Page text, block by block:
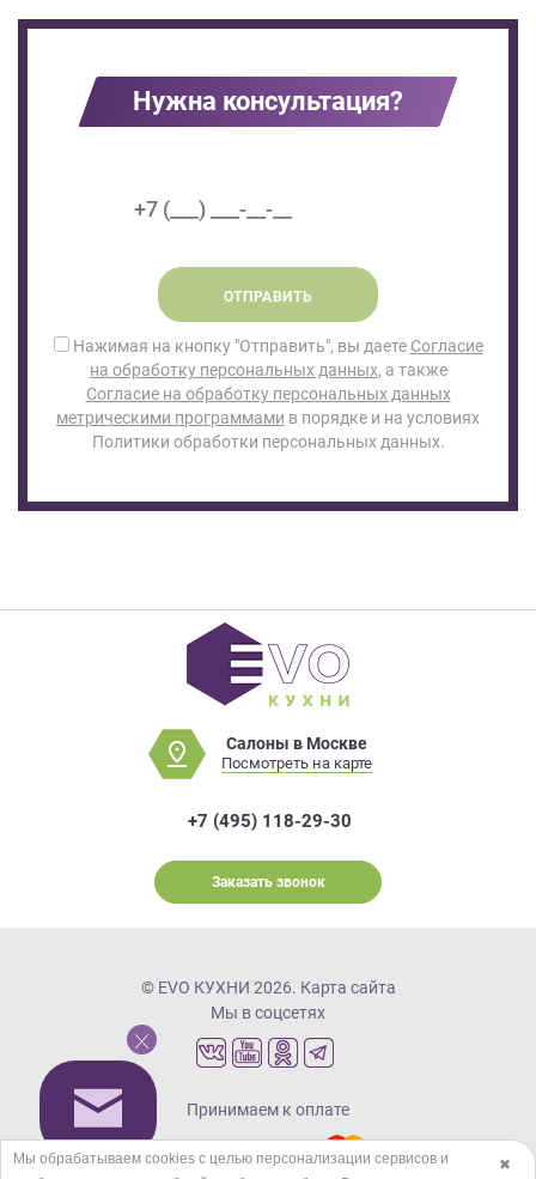
Нужна консультация?
ОТПРАВИТЬ
Нажимая на кнопку "Отправить", вы даете Согласие
на обработку персональных данных, а также
Согласие на обработку персональных данных
метрическими программами в порядке и на условиях
Политики обработки персональных данных.
Салоны в Москве
Посмотреть на карте
+7 (495) 118-29-30
Заказать звонок
© EVO КУХНИ 2026. Карта сайта
Мы в соцсетях
Принимаем к оплате
✖
Мы обрабатываем cookies с целью персонализации сервисов и